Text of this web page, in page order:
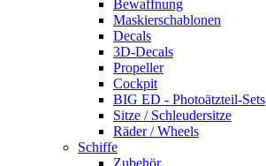
Bewaffnung
Maskierschablonen
Decals
3D-Decals
Propeller
Cockpit
BIG ED - Photoätzteil-Sets
Sitze / Schleudersitze
Räder / Wheels
Schiffe
Zubehör